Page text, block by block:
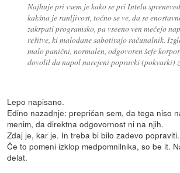
Najhuje pri vsem je kako se pri Intelu
kakšna je ranljivost, točno se ve, da se
zakrpati programsko, pa vseeno ven mečejo
rešitve, ki malodane sabotirajo računalnik.
malo panični, normalen, odgovoren šefe
dovolil da napol narejeni popravki (pokvarki)
Lepo napisano.
Edino nazadnje: prepričan sem, da tega niso
menim, da direktna odgovornost ni na njih.
Zdaj je, kar je. In treba bi bilo zadevo popraviti.
Če to pomeni izklop medpomnilnika, so be it.
delat.